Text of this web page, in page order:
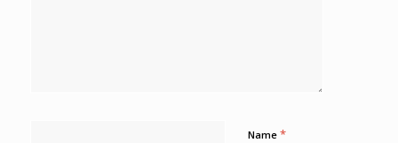
Name *